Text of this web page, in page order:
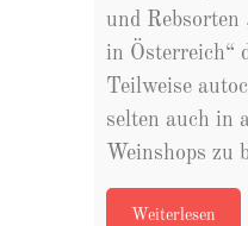
und Rebsorten
in Österreich“
Teilweise
selten auch in
Weinshops zu
Weiterlesen